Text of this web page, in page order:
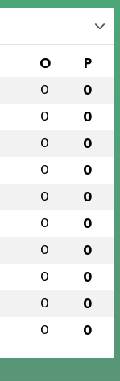
O P
0 0
0 0
0 0
0 0
0 0
0 0
0 0
0 0
0 0
0 0